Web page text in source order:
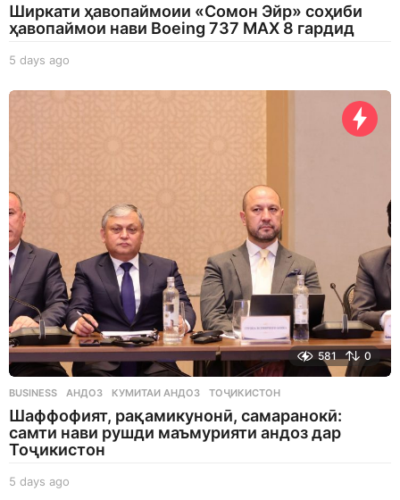
Ширкати ҳавопаймоии «Сомон Эйр» соҳиби
ҳавопаймои нави Boeing 737 MAX 8 гардид
5 days ago
a
581 0
BUSINESS АНДОЗ ,КУМИТАИ АНДОЗ ,ТОҶИКИСТОН
Шаффофият, рақамикунонӣ, самаранокӣ:
самти нави рушди маъмурияти андоз дар
Тоҷикистон
5 days ago